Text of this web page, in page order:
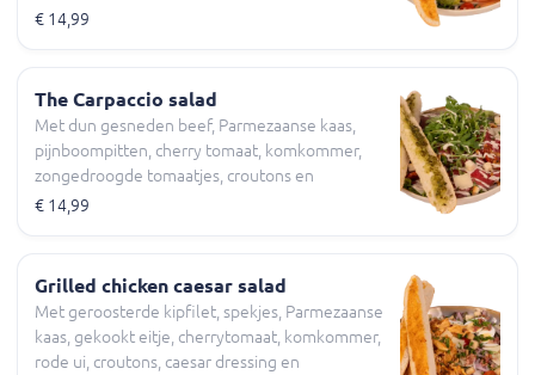
knoflookbrood
€ 14,99
The Carpaccio salad
Met dun gesneden beef, Parmezaanse kaas,
pijnboompitten, cherry tomaat, komkommer,
zongedroogde tomaatjes, croutons en
geroosterd pesto brood
€ 14,99
Grilled chicken caesar salad
Met geroosterde kipfilet, spekjes, Parmezaanse
kaas, gekookt eitje, cherrytomaat, komkommer,
rode ui, croutons, caesar dressing en